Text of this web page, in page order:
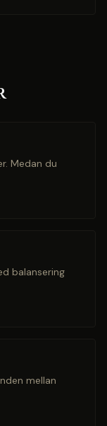
Medan du
balansering
mellan